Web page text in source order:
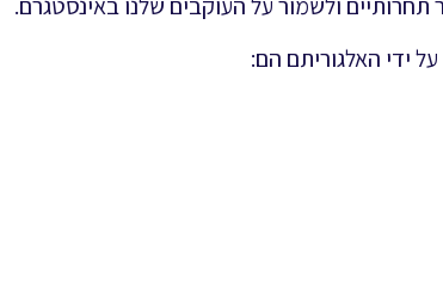
ידי האלגוריתם הם: